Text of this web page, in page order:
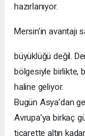
hazırlanıyor.
Mersin’in avantajı
büyüklüğü değil.
bölgesiyle birlikte,
haline geliyor.
Bugün Asya’dan
Avrupa’ya birkaç
ticarette altın